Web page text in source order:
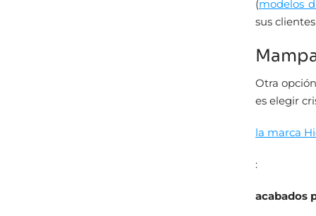
(modelos
sus
Otra
es elegir
la marca
:
acabados